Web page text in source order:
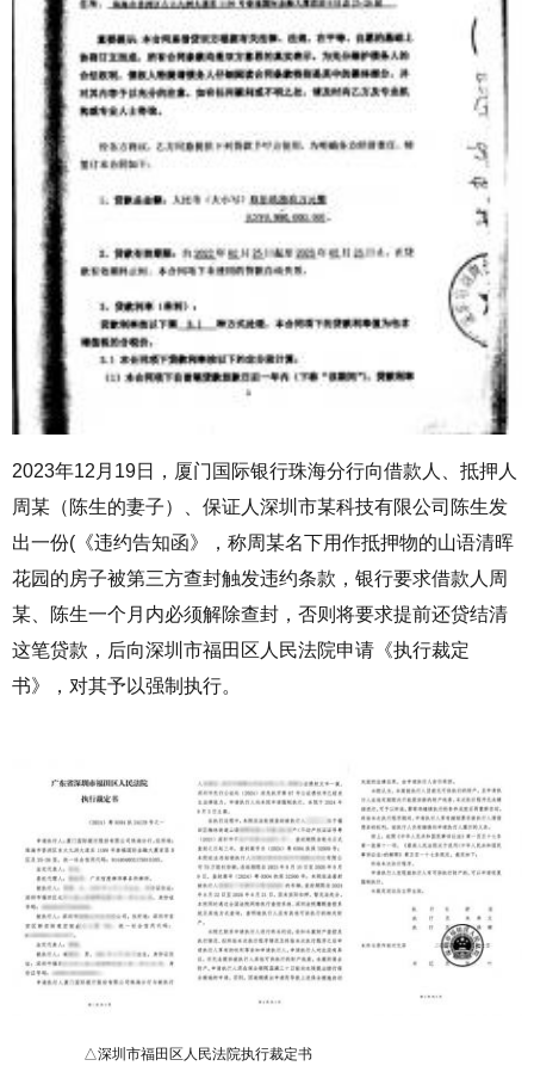
2023年12 月 19日，厦门国际银行珠海分行向借款人、抵押人
周某（陈生的妻子）、保证人深圳市某科技有限公司陈生发
出一份( 《违约告知函》，称周某名下用作抵押物的山语清晖
花园的房子被第三方查封触发违约条款，银行要求借款人周
某、陈生一个月内必须解除查封，否则将要求提前还贷结清
这笔贷款，后向深圳市福田区人民法院申请《执行裁定
书》，对其予以强制执行。
△深圳市福田区人民法院执行裁定书